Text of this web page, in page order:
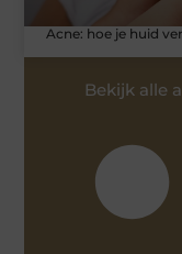
Acne: hoe je huid
Bekijk alle